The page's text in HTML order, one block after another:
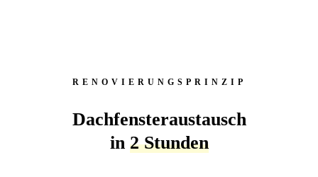
RENOVIERUNGSPRINZIP
Dachfensteraustausch
in 2 Stunden